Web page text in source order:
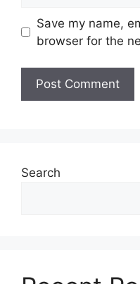
Save my name,
browser for the
Search